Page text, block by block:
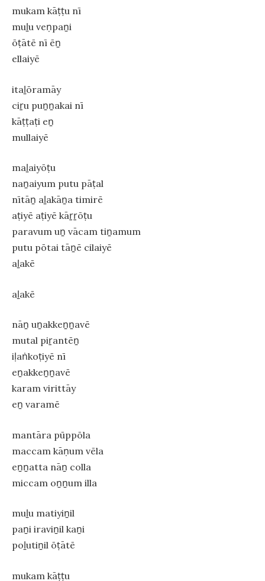
mukam kāṭṭu nī
muḻu veṇpaṉi
ōṭātē nī ēṉ
ellaiyē
itaḻōramāy
ciṟu puṉṉakai nī
kāṭṭaṭi eṉ
mullaiyē
maḻaiyōṭu
naṉaiyum putu pāṭal
nītāṉ aḻakāṉa timirē
aṭiyē aṭiyē kāṟṟōṭu
paravum uṉ vācam tiṉamum
putu pōtai tāṉē cilaiyē
aḻakē
aḻakē
nāṉ uṉakkeṉṉavē
mutal piṟantēṉ
iḷaṅkoṭiyē nī
eṉakkeṉṉavē
karam virittāy
eṉ varamē
mantāra pūppōla
maccam kāṇum vēla
eṉṉatta nāṉ colla
miccam oṉṉum illa
muḻu matiyiṉil
paṉi iraviṉil kaṉi
poḻutiṉil ōṭātē
mukam kāṭṭu